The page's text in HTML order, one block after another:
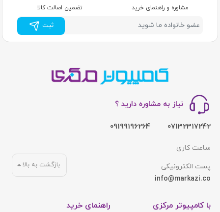
مشاوره و راهنمای خرید تضمین اصالت کالا
ثبت
نیاز به مشاوره دارید ؟
07132317242
09199196264
ساعت کاری
پست الکترونیکی
info@markazi.co
با کامپیوتر مرکزی راهنمای خرید
بازگشت به بالا